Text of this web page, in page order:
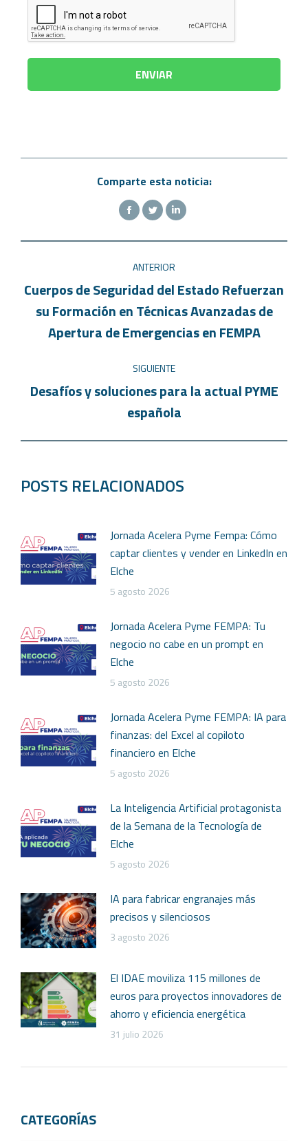
Comparte esta noticia:
ANTERIOR
Cuerpos de Seguridad del Estado Refuerzan
su Formación en Técnicas Avanzadas de
Apertura de Emergencias en FEMPA
SIGUIENTE
Desafíos y soluciones para la actual PYME
española
POSTS RELACIONADOS
Jornada Acelera Pyme Fempa: Cómo
captar clientes y vender en LinkedIn en
Elche
5 agosto 2026
Jornada Acelera Pyme FEMPA: Tu
negocio no cabe en un prompt en
Elche
5 agosto 2026
Jornada Acelera Pyme FEMPA: IA para
finanzas: del Excel al copiloto
financiero en Elche
5 agosto 2026
La Inteligencia Artificial protagonista
de la Semana de la Tecnología de
Elche
5 agosto 2026
IA para fabricar engranajes más
precisos y silenciosos
3 agosto 2026
El IDAE moviliza 115 millones de
euros para proyectos innovadores de
ahorro y eficiencia energética
31 julio 2026
CATEGORÍAS